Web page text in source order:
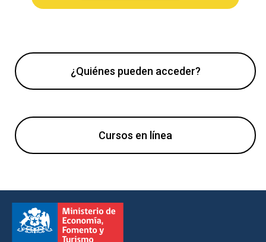
¿Quiénes pueden acceder?
Cursos en línea